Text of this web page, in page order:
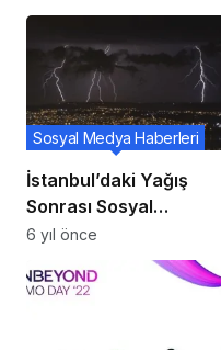
İstanbul’daki Yağış
Sonrası Sosyal
Medyada Yapılan
Paylaşımları Sizler İçin
Derledik
Sosyal Medya Haberleri
6 yıl önce